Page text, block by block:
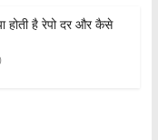
होती है रेपो दर और कैसे